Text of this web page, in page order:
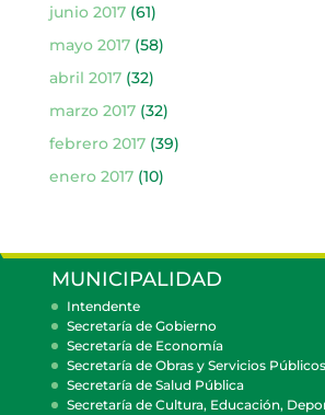
junio 2017(61)
mayo 2017(58)
abril 2017(32)
marzo 2017(32)
febrero 2017(39)
enero 2017(10)
MUNICIPALIDAD
Intendente
Secretaría de Gobierno
Secretaría de Economía
Secretaría de Obras y Servicios Públicos
Secretaría de Salud Pública
Secretaría de Cultura, Educación,